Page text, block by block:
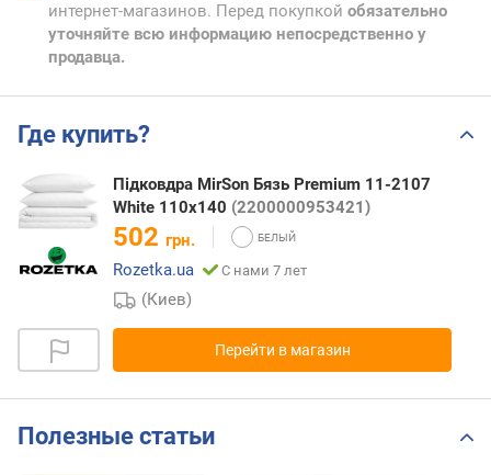
интернет-магазинов. Перед покупкой обязательно
уточняйте всю информацию непосредственно у
продавца.
Где купить?
Підковдра MirSon Бязь Premium 11-2107
White 110х140 (2200000953421)
502 грн.
Rozetka.ua
С нами 7 лет
(Киев)
Перейти в магазин
Полезные статьи